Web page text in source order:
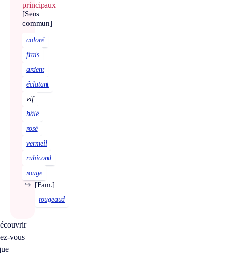
principaux
[Sens
commun]
coloré
frais
ardent
éclatant
vif
hâlé
rosé
vermeil
rubicond
rouge
[Fam.]
↪
rougeaud
vous